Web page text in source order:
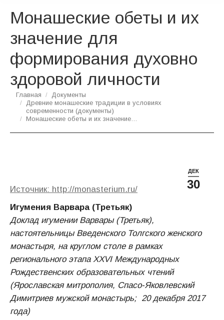
Монашеские обеты и их
значение для
формирования духовно
здоровой личности
Вы здесь:
Главная
Документы
Древние монашеские традиции в условиях
современности (документы)
Монашеские обеты и их значение…
ДЕК
30
Источник: http://monasterium.ru/
Игумения Варвара (Третьяк)
Доклад игумении Варвары (Третьяк),
настоятельницы Введенского Толгского женского
монастыря, на круглом столе в рамках
регионального этапа XXVI Международных
Рождественских образовательных чтений
(Ярославская митрополия, Спасо-Яковлевский
Димитриев мужской монастырь; 20 декабря 2017
года)